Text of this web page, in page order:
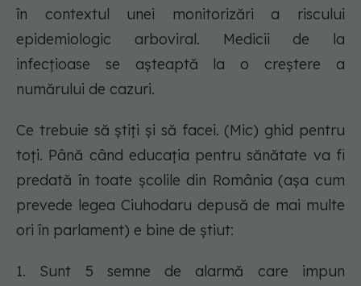
în contextul unei monitorizări a riscului
epidemiologic arboviral. Medicii de la
infecțioase se așteaptă la o creștere a
numărului de cazuri.
Ce trebuie să știți și să facei. (Mic) ghid pentru
toți. Până când educația pentru sănătate va fi
predată în toate școlile din România (așa cum
prevede legea Ciuhodaru depusă de mai multe
ori în parlament) e bine de știut:
1. Sunt 5 semne de alarmă care impun